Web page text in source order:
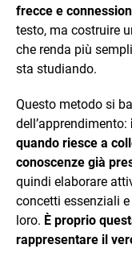
frecce e
testo, ma costruire
che renda più
sta studiando.
Questo metodo si
dell’apprendimento:
quando riesce a
conoscenze già
quindi elaborare
concetti essenziali
loro. È proprio
rappresentare il